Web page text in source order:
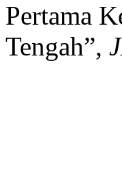
Pertama
Tengah”,